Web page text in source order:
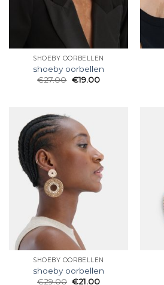
SHOEBY OORBELLEN
shoeby oorbellen
€27.00 €19.00
SHOEBY OORBELLEN
shoeby oorbellen
€29.00 €21.00